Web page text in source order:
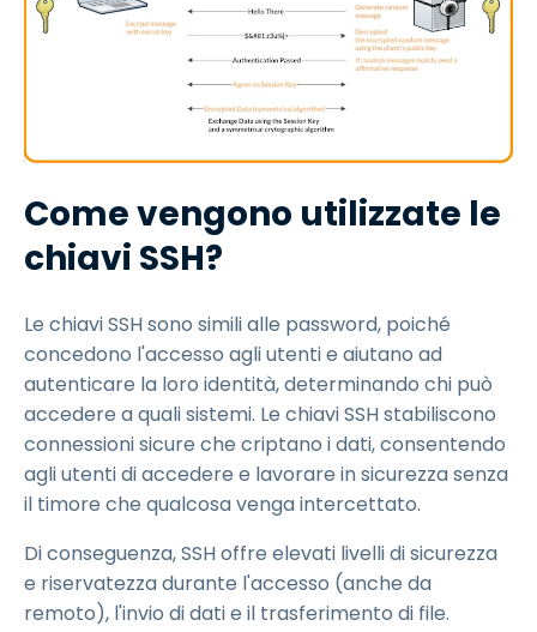
Come vengono utilizzate le
chiavi SSH?
Le chiavi SSH sono simili alle password, poiché
concedono l'accesso agli utenti e aiutano ad
autenticare la loro identità, determinando chi può
accedere a quali sistemi. Le chiavi SSH stabiliscono
connessioni sicure che criptano i dati, consentendo
agli utenti di accedere e lavorare in sicurezza senza
il timore che qualcosa venga intercettato.
Di conseguenza, SSH offre elevati livelli di sicurezza
e riservatezza durante l'accesso (anche da
remoto), l'invio di dati e il trasferimento di file.